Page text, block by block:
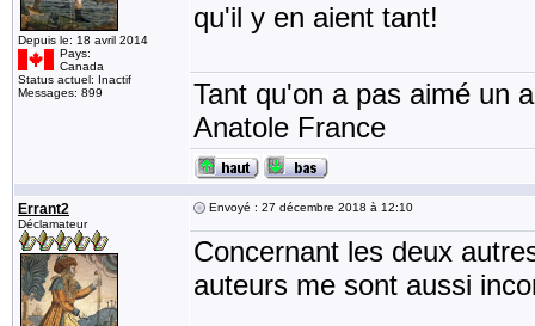
Depuis le: 18 avril 2014
Pays:
Canada
Status actuel: Inactif
Messages: 899
qu'il y en aient tant!
Tant qu'on a pas aimé un
Anatole France
Errant2
Déclamateur
Envoyé : 27 décembre 2018 à 12:10
Concernant les deux
auteurs me sont aussi